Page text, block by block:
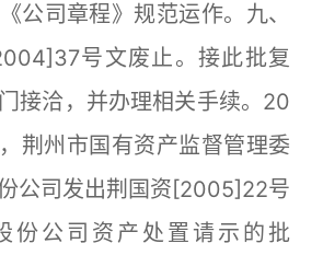
公司章程》规范运作。九、
号文废止。接此批复
接洽，并办理相关手续。20
荆州市国有资产监督管理委
公司发出荆国资[2005]22号
份公司资产处置请示的批